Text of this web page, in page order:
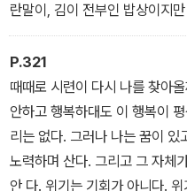
란말이, 김이 전부인 밥상이지
일어나긴 힘들지만, 자기들끼
겨 입는 아이들의 모습에 감탄
어와 밥을 차려 달라는 남편이,
게 느껴졌다. 그래서 밥솥에 새
참 마음에 들었다.
P.321
때때로 시련이 다시 나를 찾아
안하고 행복하대도 이 행복이
리는 없다. 그러나 나는 꿈이 있
노력하며 산다. 그리고 그 자체
안 다. 위기는 기회가 아니다.